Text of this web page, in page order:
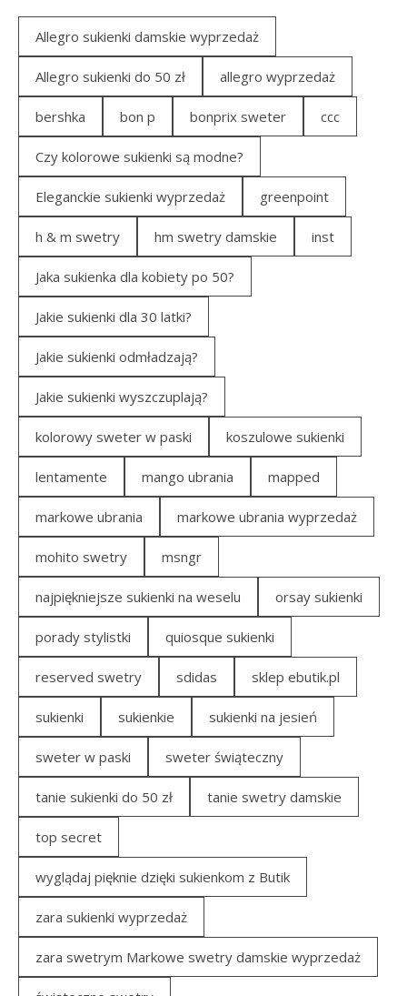
Allegro sukienki damskie wyprzedaż
Allegro sukienki do 50 zł allegro wyprzedaż
bershka bon p bonprix sweter ccc
Czy kolorowe sukienki są modne?
Eleganckie sukienki wyprzedaż greenpoint
h & m swetry hm swetry damskie inst
Jaka sukienka dla kobiety po 50?
Jakie sukienki dla 30 latki?
Jakie sukienki odmładzają?
Jakie sukienki wyszczuplają?
kolorowy sweter w paski koszulowe sukienki
lentamente mango ubrania mapped
markowe ubrania markowe ubrania wyprzedaż
mohito swetry msngr
najpiękniejsze sukienki na weselu orsay sukienki
porady stylistki quiosque sukienki
reserved swetry sdidas sklep ebutik.pl
sukienki sukienkie sukienki na jesień
sweter w paski sweter świąteczny
tanie sukienki do 50 zł tanie swetry damskie
top secret
wyglądaj pięknie dzięki sukienkom z Butik
zara sukienki wyprzedaż
zara swetrym Markowe swetry damskie wyprzedaż